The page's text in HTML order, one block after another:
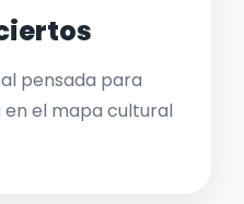
pensada para
el mapa cultural